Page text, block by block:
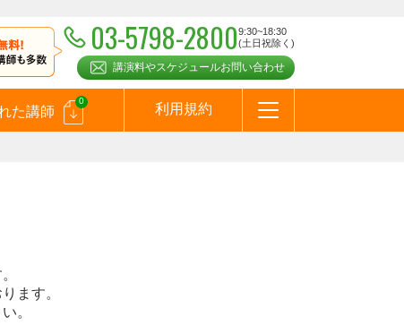
03-5798-28009:30~18:30
(土日祝除く)
講演料やスケジュールお問い合わせ
た講師
0
利用規約
ます。
。